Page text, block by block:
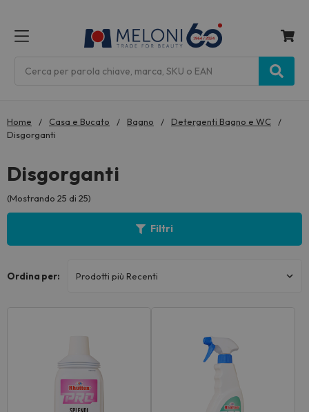
Home Casa e Bucato Bagno
Detergenti Bagno e WC
Disgorganti
Disgorganti
(Mostrando 25 di 25)
Filtri
Ordina per: